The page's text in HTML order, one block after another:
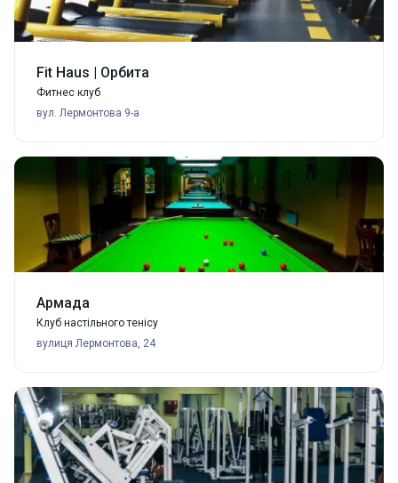
Fit Haus | Орбита
Фитнес клуб
вул. Лермонтова 9-а
Армада
Клуб настільного тенісу
вулиця Лермонтова, 24